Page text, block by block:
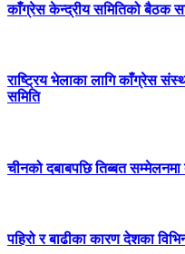
काँग्रेस केन्द्रीय समितिको बैठक
राष्ट्रिय भेलाका लागि काँग्रेस
समिति
चीनको दबाबपछि तिब्बत
पहिरो र बाढीका कारण देशका